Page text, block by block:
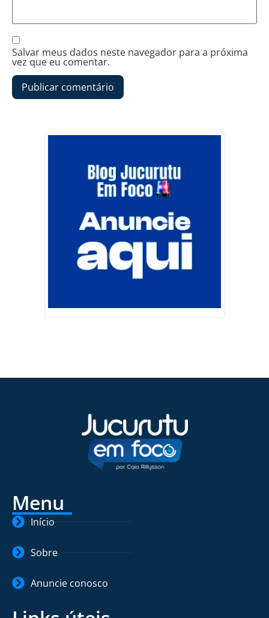
Salvar meus dados neste navegador para a próxima
vez que eu comentar.
Menu
Início
Sobre
Anuncie conosco